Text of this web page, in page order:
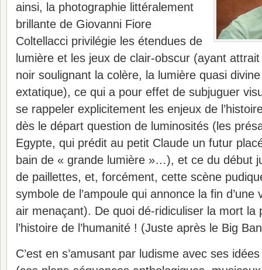
ainsi, la photographie littéralement
brillante de Giovanni Fiore
Coltellacci privilégie les étendues de
lumière et les jeux de clair-obscur (ayant
noir soulignant la colère, la lumière quasi
extatique), ce qui a pour effet de subjuguer
se rappeler explicitement les enjeux de
dès le départ question de luminosités (les
Egypte, qui prédit au petit Claude un futur
bain de « grande lumière »…), et ce du début
de paillettes, et, forcément, cette scène
symbole de l’ampoule qui annonce la fin d’une
air menaçant). De quoi dé-ridiculiser la mort la
l’histoire de l’humanité ! (Juste après le Big
C’est en s’amusant par ludisme avec ses